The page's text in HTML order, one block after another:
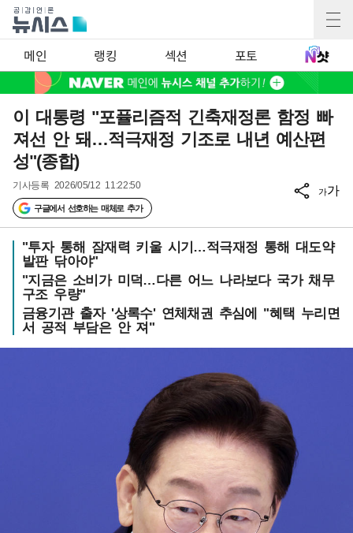
메인 랭킹 섹션 포토
이 대통령 "포퓰리즘적 긴축재정론 함정 빠
져선 안 돼…적극재정 기조로 내년 예산편
성"(종합)
기사등록 2026/05/12 11:22:50
구글에서 선호하는 매체로 추가
가가
"투자 통해 잠재력 키울 시기…적극재정 통해 대도약
발판 닦아야"
"지금은 소비가 미덕…다른 어느 나라보다 국가 채무
구조 우량"
금융기관 출자 '상록수' 연체채권 추심에 "혜택 누리면
서 공적 부담은 안 져"